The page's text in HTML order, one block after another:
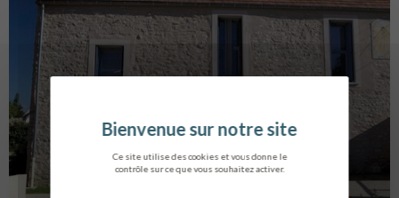
Ce site utilise des cookies et vous donne le
contrôle sur ce que vous souhaitez activer.